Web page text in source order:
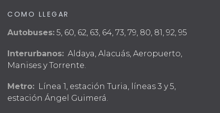
COMO LLEGAR
Autobuses: 5, 60, 62, 63, 64, 73, 79, 80, 81, 92, 95
Interurbanos: Aldaya, Alacuás, Aeropuerto,
Manises y Torrente.
Metro: Línea 1, estación Turia, líneas 3 y 5,
estación Ángel Guimerá.